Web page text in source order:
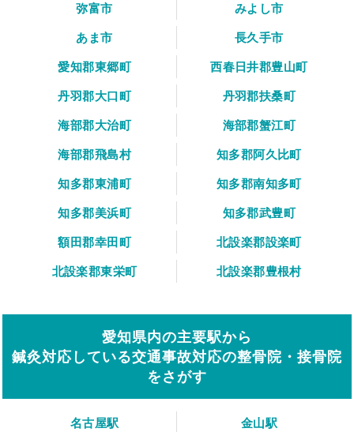
弥富市
みよし市
あま市
長久手市
愛知郡東郷町
西春日井郡豊山町
丹羽郡大口町
丹羽郡扶桑町
海部郡大治町
海部郡蟹江町
海部郡飛島村
知多郡阿久比町
知多郡東浦町
知多郡南知多町
知多郡美浜町
知多郡武豊町
額田郡幸田町
北設楽郡設楽町
北設楽郡東栄町
北設楽郡豊根村
愛知県内の主要駅から
鍼灸対応している交通事故対応の整骨院・接骨院
をさがす
名古屋駅
金山駅